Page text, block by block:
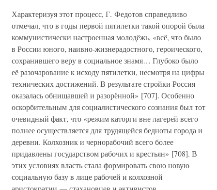
Характеризуя этот процесс, Г. Федотов справедливо
отмечал, что в годы первой пятилетки такой опорой была
коммунистически настроенная молодёжь, «всё, что было
в России юного, наивно-жизнерадостного, героического,
сохранившего веру в социальное знамя… Глубоко было
её разочарование к исходу пятилетки, несмотря на цифры
технических достижений. В результате стройки Россия
оказалась обнищавшей и разорённой» [707]. Особенно
оскорбительным для социалистического сознания был тот
очевидный факт, что «режим каторги вне лагерей всего
полнее осуществляется для трудящейся бедноты города и
деревни. Колхозник и чернорабочий всего более
придавлены государством рабочих и крестьян» [708]. В
этих условиях власть стала формировать свою новую
социальную базу в лице рабочей и колхозной